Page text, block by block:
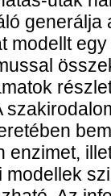
generálja
modellt
enzimet,